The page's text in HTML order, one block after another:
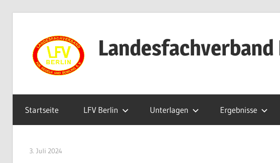
springen
Startseite LFV Berlin Unterlagen Ergebnisse
3. Juli 2024